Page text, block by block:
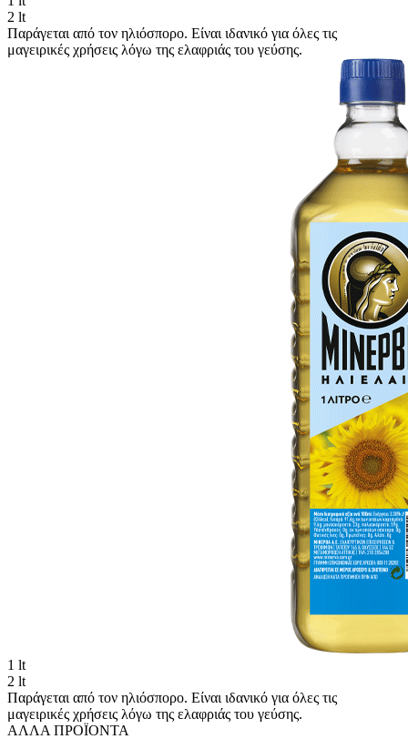
2 lt
Παράγεται από τον ηλιόσπορο. Είναι ιδανικό για όλες τις
μαγειρικές χρήσεις λόγω της ελαφριάς του γεύσης.
1 lt
2 lt
Παράγεται από τον ηλιόσπορο. Είναι ιδανικό για όλες τις
μαγειρικές χρήσεις λόγω της ελαφριάς του γεύσης.
ΑΛΛΑ ΠΡΟΪΟΝΤΑ